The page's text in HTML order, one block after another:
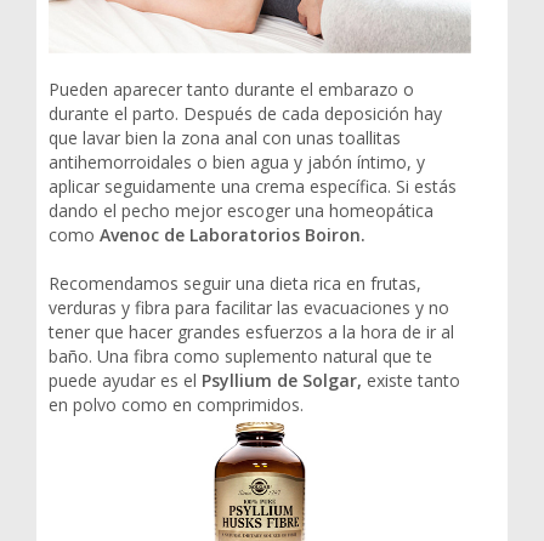
Pueden aparecer tanto durante el embarazo o
durante el parto. Después de cada deposición hay
que lavar bien la zona anal con unas toallitas
antihemorroidales o bien agua y jabón íntimo, y
aplicar seguidamente una crema específica. Si estás
dando el pecho mejor escoger una homeopática
como Avenoc de Laboratorios Boiron.
Recomendamos seguir una dieta rica en frutas,
verduras y fibra para facilitar las evacuaciones y no
tener que hacer grandes esfuerzos a la hora de ir al
baño. Una fibra como suplemento natural que te
puede ayudar es el Psyllium de Solgar, existe tanto
en polvo como en comprimidos.